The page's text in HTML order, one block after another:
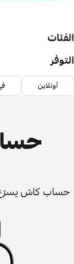
الفئات
التوفر
أونلاين
حساب كاش يسرّع